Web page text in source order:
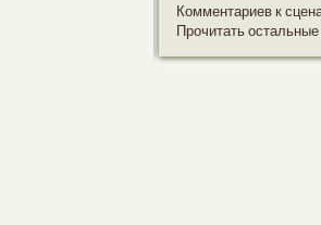
Комментариев к
Прочитать